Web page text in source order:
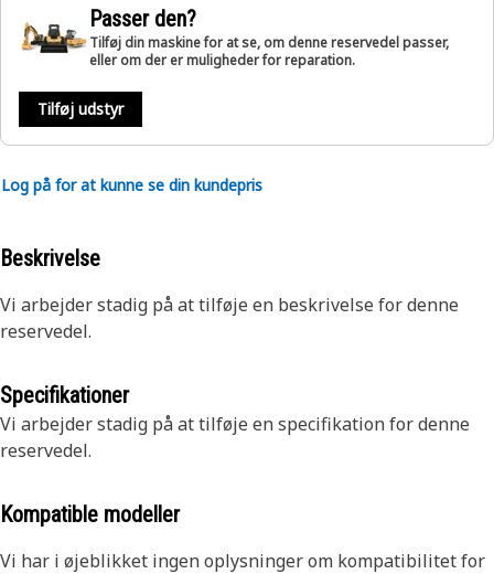
Passer den?
Tilføj din maskine for at se, om denne reservedel passer,
eller om der er muligheder for reparation.
Tilføj udstyr
Log på for at kunne se din kundepris
Beskrivelse
Vi arbejder stadig på at tilføje en beskrivelse for denne
reservedel.
Specifikationer
Vi arbejder stadig på at tilføje en specifikation for denne
reservedel.
Kompatible modeller
Vi har i øjeblikket ingen oplysninger om kompatibilitet for